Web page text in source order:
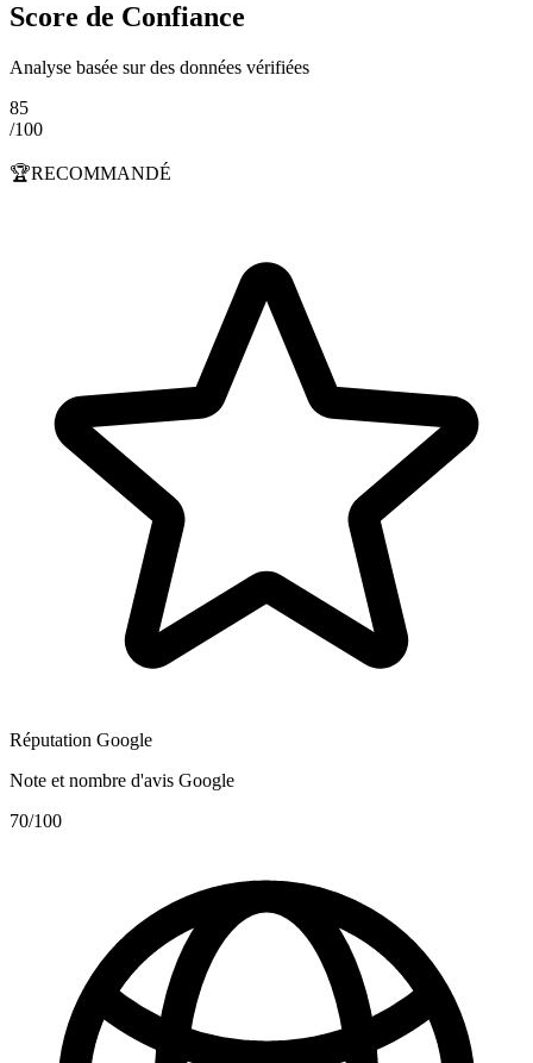
Score de Confiance
Analyse basée sur des données vérifiées
85
/100
🏆RECOMMANDÉ
Réputation Google
Note et nombre d'avis Google
70/100